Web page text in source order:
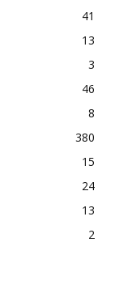
41
13
3
46
8
380
15
24
13
2